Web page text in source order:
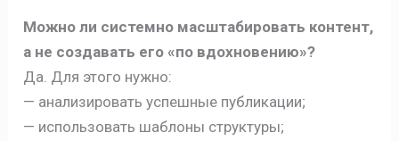
Можно ли системно масштабировать контент,
а не создавать его «по вдохновению»?
Да. Для этого нужно:
— анализировать успешные публикации;
— использовать шаблоны структуры;